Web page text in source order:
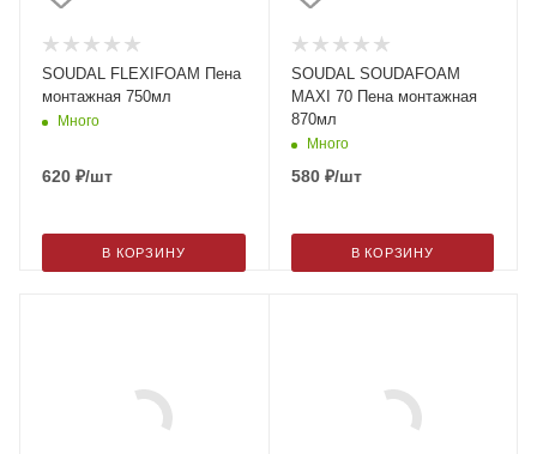
SOUDAL FLEXIFOAM Пена
монтажная 750мл
Много
620 ₽/шт
В КОРЗИНУ
SOUDAL SOUDAFOAM
MAXI 70 Пена монтажная
870мл
Много
580₽/шт
В КОРЗИНУ